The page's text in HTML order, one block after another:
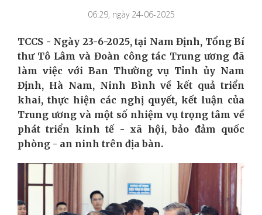
06:29, ngày 24-06-2025
TCCS - Ngày 23-6-2025, tại Nam Định, Tổng Bí
thư Tô Lâm và Đoàn công tác Trung ương đã
làm việc với Ban Thường vụ Tỉnh ủy Nam
Định, Hà Nam, Ninh Bình về kết quả triển
khai, thực hiện các nghị quyết, kết luận của
Trung ương và một số nhiệm vụ trọng tâm về
phát triển kinh tế - xã hội, bảo đảm quốc
phòng - an ninh trên địa bàn.